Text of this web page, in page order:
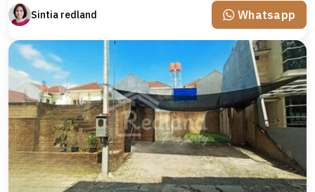
Sintia redland Whatsapp